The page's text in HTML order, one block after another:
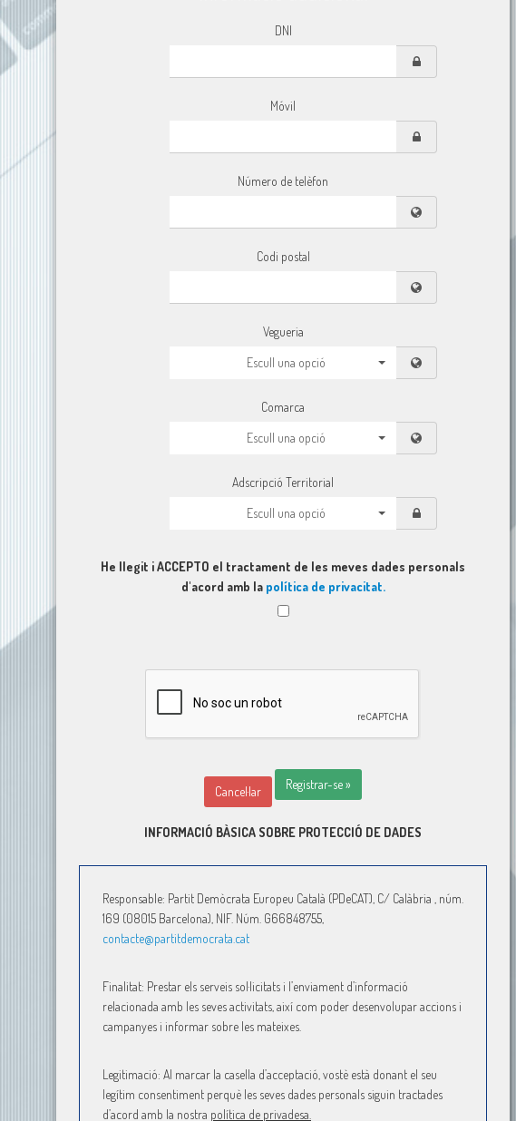
DNI
Móvil
Número de telèfon
Codi postal
Vegueria
Escull una opció
Comarca
Escull una opció
Adscripció Territorial
Escull una opció
He llegit i ACCEPTO el tractament de les meves dades personals
d'acord amb la política de privacitat.
Cancel·lar Registrar-se »
INFORMACIÓ BÀSICA SOBRE PROTECCIÓ DE DADES
Responsable: Partit Demòcrata Europeu Català (PDeCAT), C/ Calàbria , núm.
169 (08015 Barcelona), NIF. Núm. G66848755,
contacte@partitdemocrata.cat
Finalitat: Prestar els serveis sol·licitats i l’enviament d’informació
relacionada amb les seves activitats, així com poder desenvolupar accions i
campanyes i informar sobre les mateixes.
Legitimació: Al marcar la casella d’acceptació, vostè està donant el seu
legítim consentiment perquè les seves dades personals siguin tractades
d’acord amb la nostra política de privadesa.